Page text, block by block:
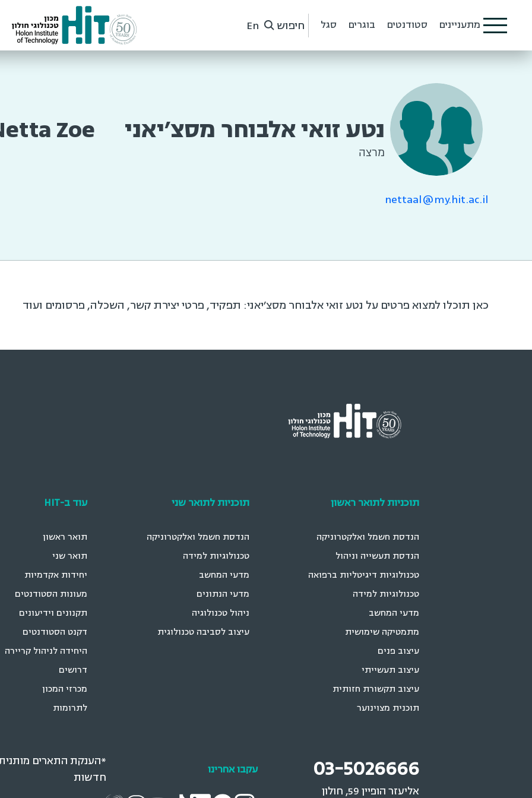
מתעניינים סטודנטים בוגרים סגל חיפוש En
nettaal@my.hit.ac.il
נטע זואי אלבוחר מסצ׳יאני
מרצה
Zoe
כאן תוכלו למצוא פרטים על נטע זואי אלבוחר מסצ׳יאני: תפקיד, פרטי יצירת קשר, השכלה, פרסומים ועוד
תוכניות לתואר ראשון
הנדסת חשמל ואלקטרוניקה
הנדסת תעשייה וניהול
טכנולוגיות דיגיטליות ברפואה
טכנולוגיות למידה
מדעי המחשב
מתמטיקה שימושית
עיצוב פנים
עיצוב תעשייתי
עיצוב תקשורת חזותית
תוכנית מצוינוער
תוכניות לתואר שני
הנדסת חשמל ואלקטרוניקה
טכנולוגיות למידה
מדעי המחשב
מדעי הנתונים
ניהול טכנולוגיה
עיצוב לסביבה טכנולוגית
עוד ב-HIT
תואר ראשון
תואר שני
יחידות אקדמיות
מעונות הסטודנטים
תקנונים וידיעונים
דקנט הסטודנטים
היחידה לניהול קריירה
דרושים
מכרזי המכון
לתרומות
03-5026666
אליעזר הופיין 59, חולון
עקבו אחרינו
*הענקת התארים
חדשות